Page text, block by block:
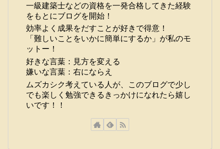
一級建築士などの資格を一発合格してきた経験
をもとにブログを開始！
効率よく成果をだすことが好きで得意！
「難しいことをいかに簡単にするか」が私のモ
ットー！
好きな言葉：見方を変える
嫌いな言葉：右にならえ
ムズカシク考えている人が、このブログで少し
でも楽しく勉強できるきっかけになれたら嬉し
いです！！